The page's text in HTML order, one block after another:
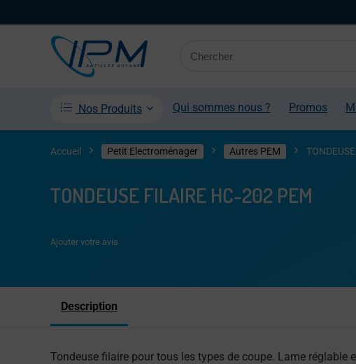
Nos Produits Qui sommes nous ? Promos
Accueil Petit Electroménager Autres PEM
TONDEUSE FILAIRE HC-202 PEM
Ajouter votre avis
Description
Tondeuse filaire pour tous les types de coupe. Lame